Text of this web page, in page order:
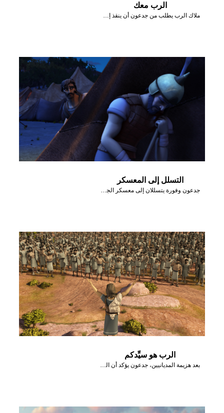
الرب معك
ملاك الرب يطلب من جدعون أن ينقذ إسرائيل من المديانيين.
التسلل إلى المعسكر
جدعون وفورة يتسللان إلى معسكر الجيش المدياني.
الرب هو سيِّدكم
بعد هزيمة المديانيين، جدعون يؤكد أن الرب هو سيِّد إسرائيل.